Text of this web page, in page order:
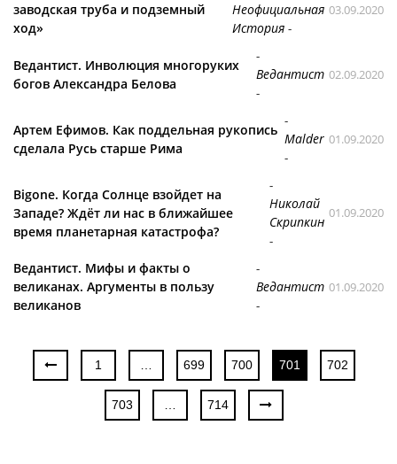
заводская труба и подземный
ход»
Неофициальная
История -
03.09.2020
Ведантист. Инволюция многоруких
богов Александра Белова
-
Ведантист
-
02.09.2020
Артем Ефимов. Как поддельная рукопись
сделала Русь старше Рима
-
Malder
-
01.09.2020
Bigone. Когда Солнце взойдет на
Западе? Ждёт ли нас в ближайшее
время планетарная катастрофа?
-
Николай
Скрипкин
-
01.09.2020
Ведантист. Мифы и факты о
великанах. Аргументы в пользу
великанов
-
Ведантист
-
01.09.2020
1 699 700 701 702
703 714